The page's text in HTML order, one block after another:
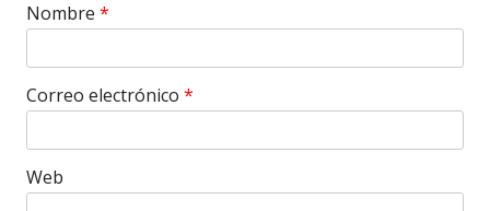
Nombre *
Correo electrónico *
Web